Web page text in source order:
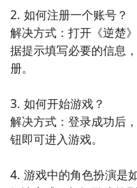
8. 《凡人修仙传》：探
修炼和战斗逐渐变得更
的修仙故事。
大陆的神秘世界。这款
幻小说。
角将努力成为伟大的主
2. 如何注册一个账号？
解决方式：打开《逆楚
据提示填写必要的信息
册。
3. 如何开始游戏？
解决方式：登录成功后
钮即可进入游戏。
4. 游戏中的角色扮演是